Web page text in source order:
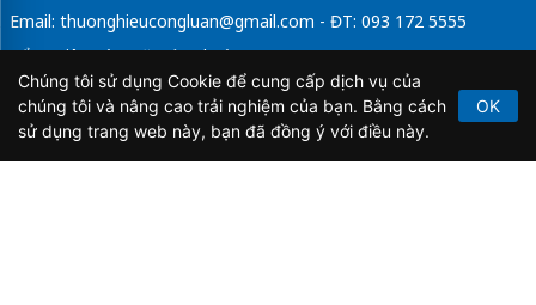
Email: thuonghieucongluan@gmail.com - ĐT: 093 172 5555
Tổng Biên Tập: Vũ Đức Thuận
Giấy phép hoạt động báo chí điện tử số 64/GP-BTTTT do Bộ
Thông tin và Truyền thông cấp ngày 21/2/2020.
Chúng tôi sử dụng Cookie để cung cấp dịch vụ của
chúng tôi và nâng cao trải nghiệm của bạn. Bằng cách
sử dụng trang web này, bạn đã đồng ý với điều này.
OK